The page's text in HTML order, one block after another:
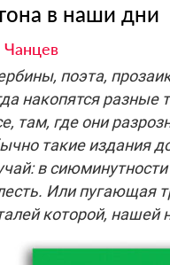
в наши дни
Чанцев
поэта,
накопятся
там, где они
такие издания
в
Или пугающая
которой,